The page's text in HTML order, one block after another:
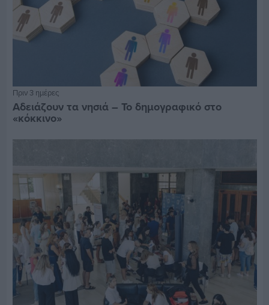
Πριν 3 ημέρες
Αδειάζουν τα νησιά – Το δημογραφικό στο
«κόκκινο»